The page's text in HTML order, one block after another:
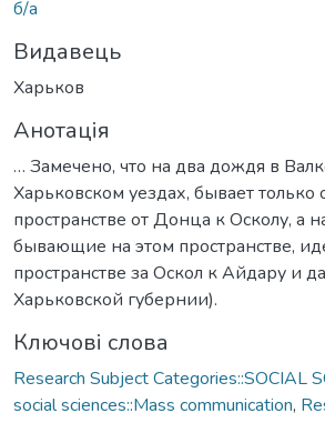
б/а
Видавець
Харьков
Анотація
… Замечено, что на два дождя в
Харьковском уездах, бывает только
пространстве от Донца к Осколу, а
бывающие на этом пространстве,
пространстве за Оскол к Айдару и
Харьковской губернии).
Ключові слова
Research Subject Categories::SOCIAL
social sciences::Mass communication,